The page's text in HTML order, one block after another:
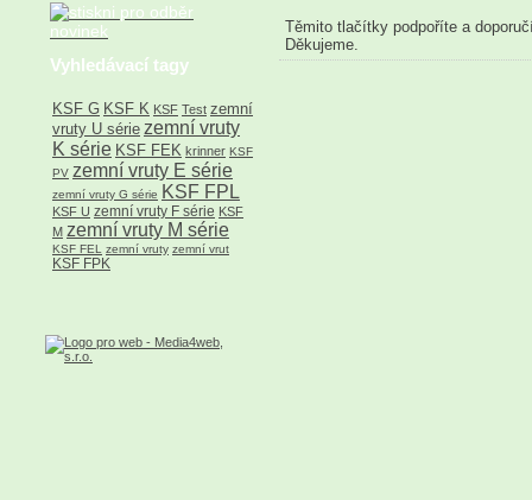
Těmito tlačítky podpoříte a
Děkujeme.
Vyhledávací tagy
KSF G KSF K KSF Test zemní
vruty U série zemní vruty
K série KSF FEK krinner KSF
PV zemní vruty E série
zemní vruty G série KSF FPL
KSF U zemní vruty F série KSF
M zemní vruty M série
KSF FEL zemní vruty zemní vrut
KSF FPK